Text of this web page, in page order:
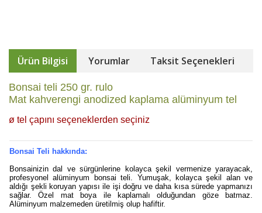
Ürün Bilgisi Yorumlar Taksit Seçenekleri
Bonsai teli 250 gr. rulo
Mat kahverengi anodized kaplama alüminyum tel
ø tel çapını seçeneklerden seçiniz
Bonsai Teli hakkında:
Bonsainizin dal ve sürgünlerine kolayca şekil vermenize yarayacak,
profesyonel alüminyum bonsai teli. Yumuşak, kolayca şekil alan ve
aldığı şekli koruyan yapısı ile işi doğru ve daha kısa sürede yapmanızı
sağlar. Özel mat boya ile kaplamalı olduğundan göze batmaz.
Alüminyum malzemeden üretilmiş olup hafiftir.